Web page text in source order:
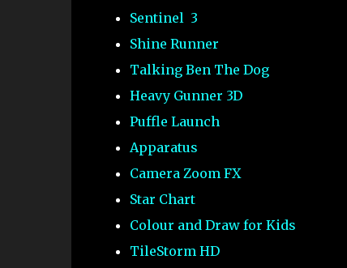
Sentinel 3
Shine Runner
Talking Ben The Dog
Heavy Gunner 3D
Puffle Launch
Apparatus
Camera Zoom FX
Star Chart
Colour and Draw for Kids
TileStorm HD